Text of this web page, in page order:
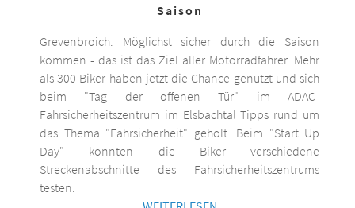
Saison
Grevenbroich. Möglichst sicher durch die Saison
kommen - das ist das Ziel aller Motorradfahrer. Mehr
als 300 Biker haben jetzt die Chance genutzt und sich
beim "Tag der offenen Tür" im ADAC-
Fahrsicherheitszentrum im Elsbachtal Tipps rund um
das Thema "Fahrsicherheit" geholt. Beim "Start Up
Day" konnten die Biker verschiedene
Streckenabschnitte des Fahrsicherheitszentrums
testen.